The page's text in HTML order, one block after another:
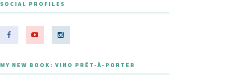
SOCIAL PROFILES
MY NEW BOOK: VINO PRÊT-À-PORTER